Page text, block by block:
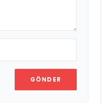
GÖNDER